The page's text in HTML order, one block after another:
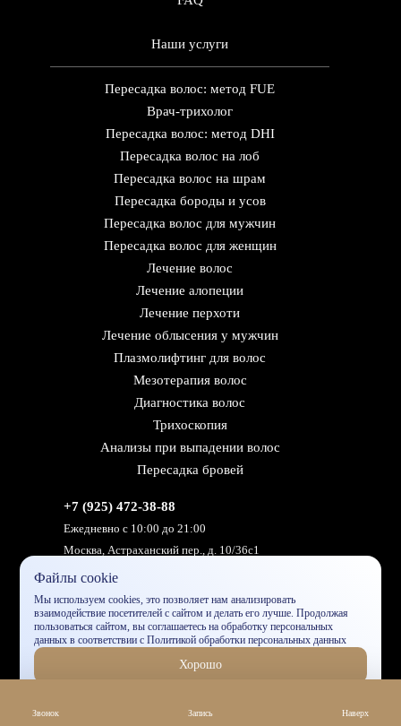
Наши услуги
Пересадка волос: метод FUE
Врач-трихолог
Пересадка волос: метод DHI
Пересадка волос на лоб
Пересадка волос на шрам
Пересадка бороды и усов
Пересадка волос для мужчин
Пересадка волос для женщин
Лечение волос
Лечение алопеции
Лечение перхоти
Лечение облысения у мужчин
Плазмолифтинг для волос
Мезотерапия волос
Диагностика волос
Трихоскопия
Анализы при выпадении волос
Пересадка бровей
+7 (925) 472-38-88
Ежедневно с 10:00 до 21:00
Москва, Астраханский пер., д. 10/36с1
Задать вопрос специалисту
Напишите нам,
Данный сайт носит исключительно информационный характер и
Звонок Запись Наверх
Файлы cookie
Мы используем cookies, это позволяет нам анализировать
взаимодействие посетителей с сайтом и делать его лучше. Продолжая
пользоваться сайтом, вы соглашаетесь на обработку персональных
данных в соответствии cПолитикой обработки персональных данных
Хорошо